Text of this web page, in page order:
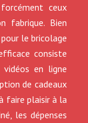
ceux
fabrique. Bien
le bricolage
consiste
en ligne
de cadeaux
faire plaisir à la
les dépenses